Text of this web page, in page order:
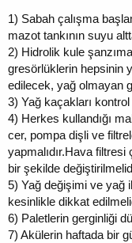
1) Sabah çalışma
mazot tankının suyu
2) Hidrolik kule
gresörlüklerin hepsinin
edilecek, yağ olmayan
3) Yağ kaçakları
4) Herkes kullandığı
cer, pompa dişli ve
yapmalıdır.Hava filtresi
bir şekilde
5) Yağ değişimi ve yağ
kesinlikle dikkat
6) Paletlerin gerginliği
7) Akülerin haftada bir